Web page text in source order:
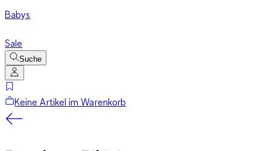
Babys
Sale
Suche
Keine Artikel im Warenkorb